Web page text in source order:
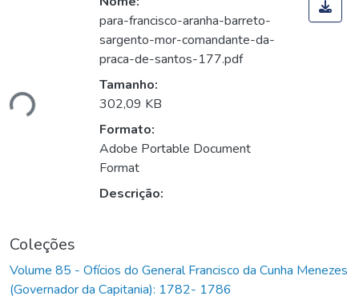
para-francisco-aranha-barreto-
sargento-mor-comandante-da-
praca-de-santos-177.pdf
Tamanho:
302,09 KB
Formato:
Adobe Portable Document
Format
Descrição:
Coleções
Volume 85 - Ofícios do General Francisco da Cunha Menezes
(Governador da Capitania): 1782- 1786